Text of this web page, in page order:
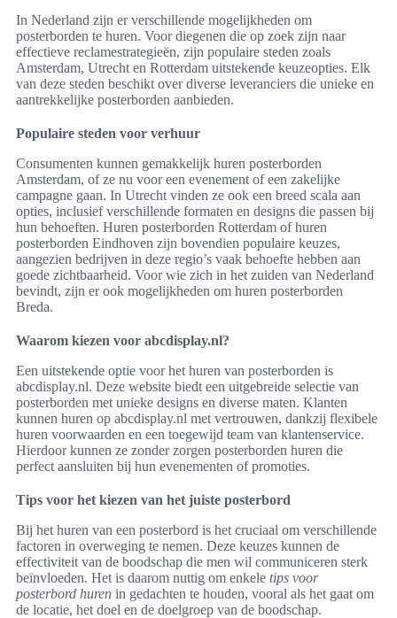
In Nederland zijn er verschillende mogelijkheden om
posterborden te huren. Voor diegenen die op zoek zijn naar
effectieve reclamestrategieën, zijn populaire steden zoals
Amsterdam, Utrecht en Rotterdam uitstekende keuzeopties. Elk
van deze steden beschikt over diverse leveranciers die unieke en
aantrekkelijke posterborden aanbieden.
Populaire steden voor verhuur
Consumenten kunnen gemakkelijk huren posterborden
Amsterdam, of ze nu voor een evenement of een zakelijke
campagne gaan. In Utrecht vinden ze ook een breed scala aan
opties, inclusief verschillende formaten en designs die passen bij
hun behoeften. Huren posterborden Rotterdam of huren
posterborden Eindhoven zijn bovendien populaire keuzes,
aangezien bedrijven in deze regio’s vaak behoefte hebben aan
goede zichtbaarheid. Voor wie zich in het zuiden van Nederland
bevindt, zijn er ook mogelijkheden om huren posterborden
Breda.
Waarom kiezen voor abcdisplay.nl?
Een uitstekende optie voor het huren van posterborden is
abcdisplay.nl. Deze website biedt een uitgebreide selectie van
posterborden met unieke designs en diverse maten. Klanten
kunnen huren op abcdisplay.nl met vertrouwen, dankzij flexibele
huren voorwaarden en een toegewijd team van klantenservice.
Hierdoor kunnen ze zonder zorgen posterborden huren die
perfect aansluiten bij hun evenementen of promoties.
Tips voor het kiezen van het juiste posterbord
Bij het huren van een posterbord is het cruciaal om verschillende
factoren in overweging te nemen. Deze keuzes kunnen de
effectiviteit van de boodschap die men wil communiceren sterk
beïnvloeden. Het is daarom nuttig om enkele tips voor
posterbord huren in gedachten te houden, vooral als het gaat om
de locatie, het doel en de doelgroep van de boodschap.